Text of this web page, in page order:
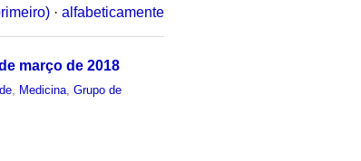
· alfabeticamente
março de 2018
Medicina ,Grupo de